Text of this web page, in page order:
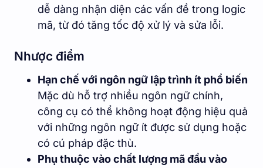
dễ dàng nhận diện các vấn đề trong logic
mã, từ đó tăng tốc độ xử lý và sửa lỗi.
Nhược điểm
Hạn chế với ngôn ngữ lập trình ít phổ biến
Mặc dù hỗ trợ nhiều ngôn ngữ chính,
công cụ có thể không hoạt động hiệu quả
với những ngôn ngữ ít được sử dụng hoặc
có cú pháp đặc thù.
Phụ thuộc vào chất lượng mã đầu vào